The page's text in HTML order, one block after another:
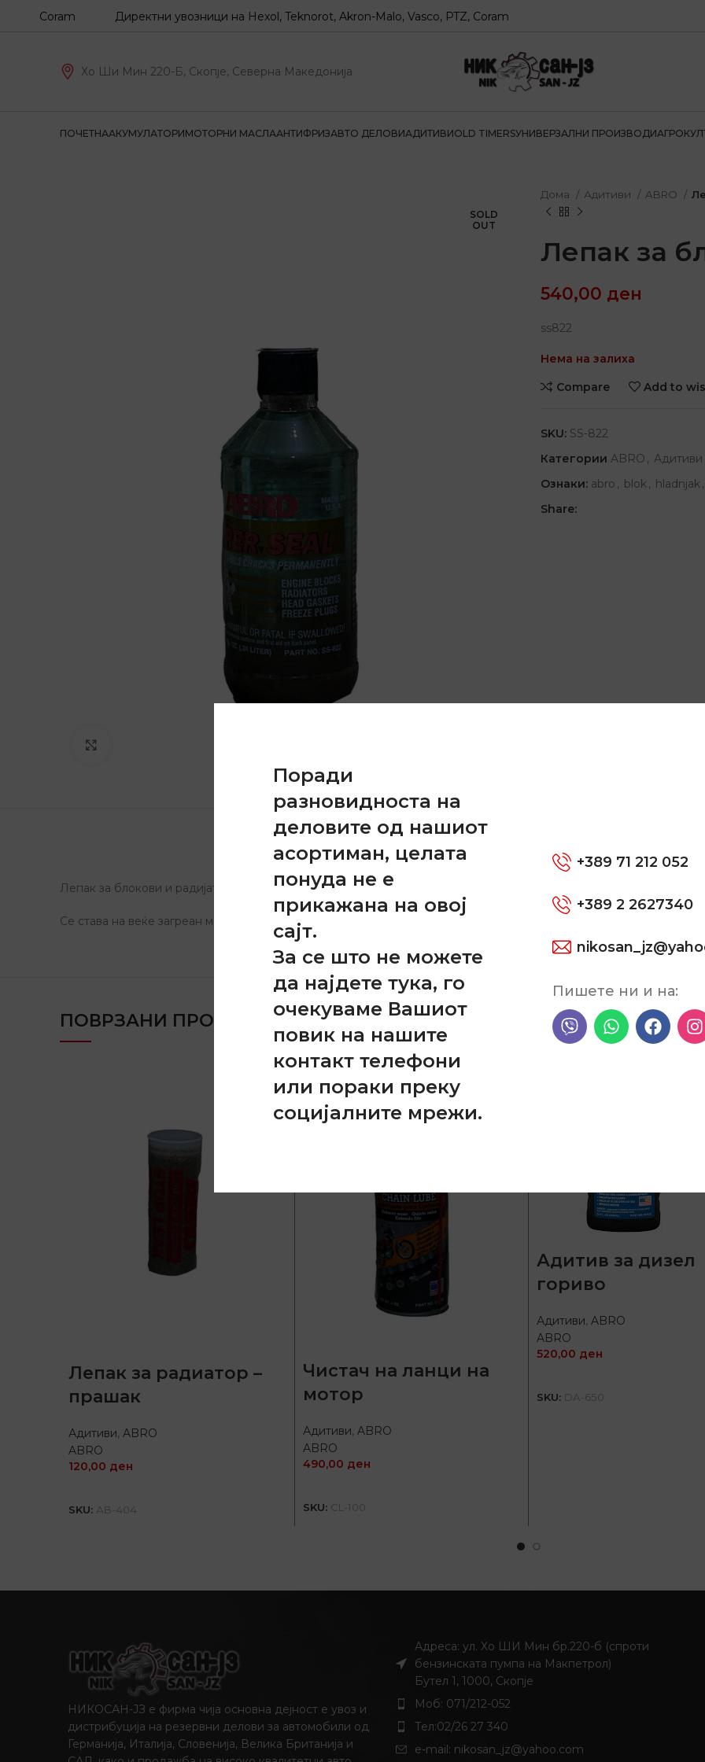
Поради
разновидноста на
деловите од нашиот
асортиман, целата
понуда не е
прикажана на овој
сајт.
За се што не можете
да најдете тука, го
очекуваме Вашиот
повик на нашите
контакт телефони
или пораки преку
социјалните мрежи.
+389 71 212 052
+389 2 2627340
Пишете ни и на:
Coram Директни увозници на Hexol, Teknorot, Akron-Malo, Vasco, PTZ, Coram
Хо Ши Мин 220-Б, Скопје, Северна Македонија
ПОЧЕТНААКУМУЛАТОРИМОТОРНИ МАСЛААНТИФРИЗАВТО ДЕЛОВИАДИТИВИOLD TIMERSУНИВЕРЗАЛНИ ПРОИЗВОДИ
SOLD
OUT
Дома Адитиви ABRO
Лепак за
540,00 ден
ss822
Нема на залиха
Compare
Add to
SKU: SS-822
Категории ABRO , Адитиви
Ознаки: abro , blok, hladnjak,
Share:
ОПИС ДОПОЛНИТЕЛНИ ИНФОРМАЦИИ
Лепак за блокови и радијатори.
Се става на веќе загреан мотор директно во радиаторот и се остава колата да ја сврти водата за да ги затне
ПОВРЗАНИ ПРОДУКТИ
Лепак за радиатор –
прашак
Адитиви, ABRO
ABRO
120,00 ден
SKU: AB-404
Чистач на ланци на
мотор
Адитиви, ABRO
ABRO
490,00 ден
SKU: CL-100
Адитив за дизел
гориво
Адитиви,ABRO
ABRO
520,00 ден
SKU: DA-650
НИКОСАН-ЈЗ е фирма чија основна дејност е увоз и
дистрибуција на резервни делови за автомобили од
Германија, Италија, Словенија, Велика Британија и
Адреса: ул. Хо ШИ Мин бр.220-б (спроти
бензинската пумпа на Макпетрол)
Бутел 1, 1000, Скопје
Моб: 071/212-052
Тел:02/26 27 340
e-mail: nikosan_jz@yahoo.com